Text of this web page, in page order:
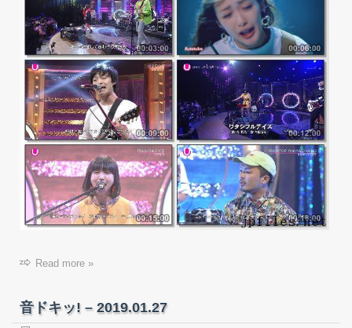
Read more »
音ドキッ! – 2019.01.27